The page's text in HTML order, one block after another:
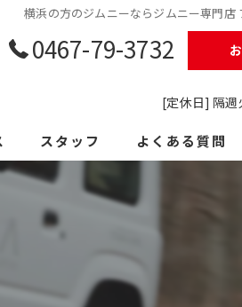
横浜の方のジムニーならジムニー専門店
0467-79-3732
[定休日] 隔
スタッフ よくある質問